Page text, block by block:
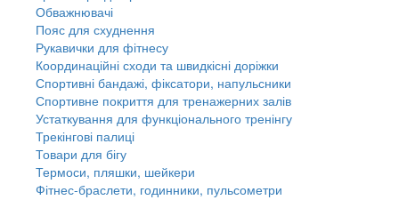
Обважнювачі
Пояс для схуднення
Рукавички для фітнесу
Координаційні сходи та швидкісні доріжки
Спортивні бандажі, фіксатори, напульсники
Спортивне покриття для тренажерних залів
Устаткування для функціонального тренінгу
Трекінгові палиці
Товари для бігу
Термоси, пляшки, шейкери
Фітнес-браслети, годинники, пульсометри